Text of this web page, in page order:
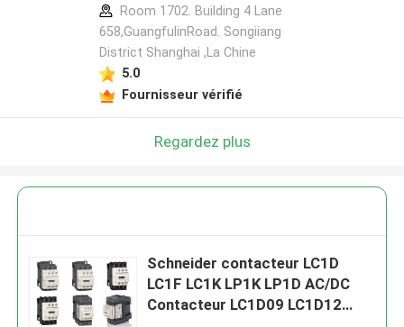
Room 1702. Building 4 Lane
658,GuangfulinRoad. Songiiang
District Shanghai ,La Chine
5.0
Fournisseur vérifié
Regardez plus
Schneider contacteur LC1D
LC1F LC1K LP1K LP1D AC/DC
Contacteur LC1D09 LC1D12